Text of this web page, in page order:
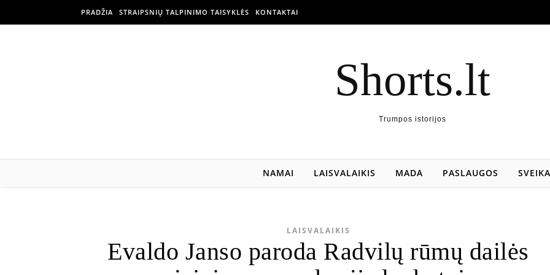
PRADŽIA STRAIPSNIŲ TALPINIMO TAISYKLĖS KONTAKTAI
Shorts.lt
Trumpos istorijos
NAMAI LAISVALAIKIS MADA PASLAUGOS
LAISVALAIKIS
Evaldo Janso paroda Radvilų rūmų dailės